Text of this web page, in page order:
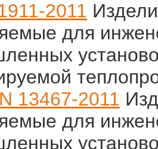
2011
для
13467-2011
для